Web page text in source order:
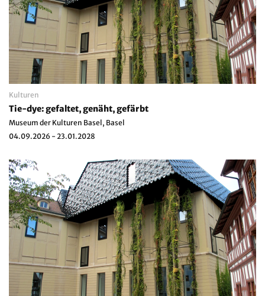
Kulturen
Tie-dye: gefaltet, genäht, gefärbt
Museum der Kulturen Basel, Basel
04.09.2026 - 23.01.2028